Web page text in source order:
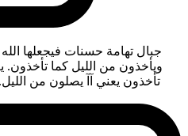
جبال تهامة حسنات فيجعلها
ويأخذون من الليل كما
تأخذون يعني آآ يصلون من الليل.